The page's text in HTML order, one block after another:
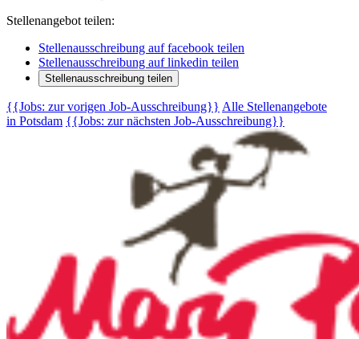
Stellenangebot teilen:
Stellenausschreibung auf facebook teilen
Stellenausschreibung auf linkedin teilen
Stellenausschreibung teilen
{{Jobs: zur vorigen Job-Ausschreibung}} Alle Stellenangebote
in Potsdam {{Jobs: zur nächsten Job-Ausschreibung}}